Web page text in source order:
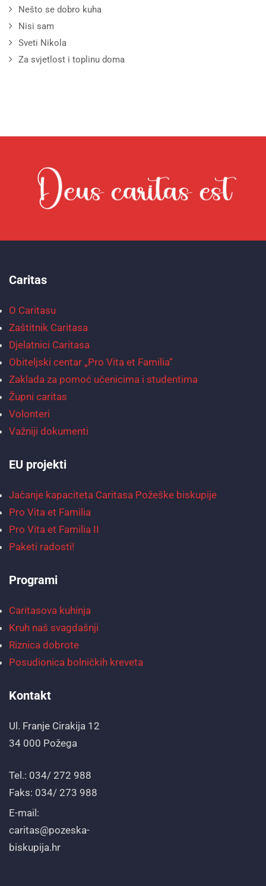
Nešto se dobro kuha
Nisi sam
Sveti Nikola
Za svjetlost i toplinu doma
Caritas
O Caritasu
Zaštitnik Caritasa
Djelatnici Caritasa
Obiteljski centar „Pro Vita et Familia“
Zaklada za pomoć učenicima i studentima
Župni caritas
Volonteri
Važniji dokumenti
EU projekti
Jačanje kapaciteta Caritasa Požeške biskupije
Pro Vita et Familia
Pro Vita et Familia II
Paketi radosti!
Programi
Caritasova kuhinja
Kruh naš svagdašnji
Riznica dobrote
Posudionica bolničkih kreveta
Kontakt
Ul. Franje Cirakija 12
34 000 Požega
Tel.: 034/ 272 988
Faks: 034/ 273 988
E-mail:
caritas@pozeska-
biskupija.hr